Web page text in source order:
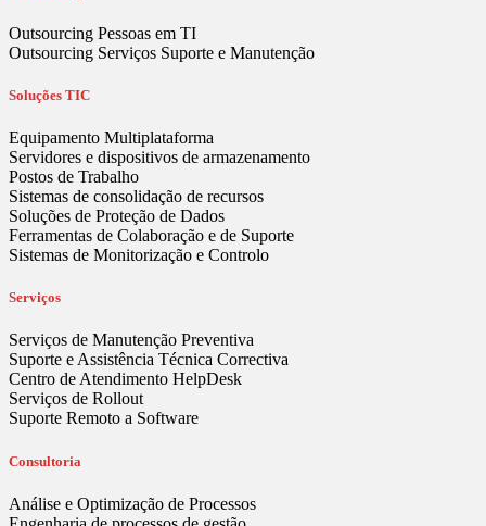
Outsourcing Pessoas em TI
Outsourcing Serviços Suporte e Manutenção
Soluções TIC
Equipamento Multiplataforma
Servidores e dispositivos de armazenamento
Postos de Trabalho
Sistemas de consolidação de recursos
Soluções de Proteção de Dados
Ferramentas de Colaboração e de Suporte
Sistemas de Monitorização e Controlo
Serviços
Serviços de Manutenção Preventiva
Suporte e Assistência Técnica Correctiva
Centro de Atendimento HelpDesk
Serviços de Rollout
Suporte Remoto a Software
Consultoria
Análise e Optimização de Processos